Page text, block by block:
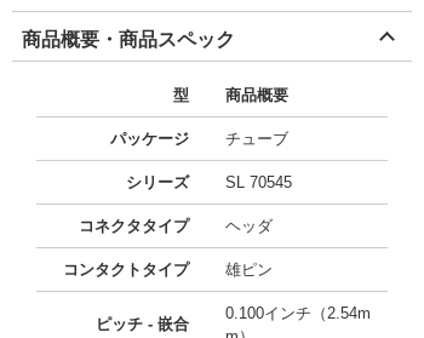
商品概要・商品スペック
型 商品概要
パッケージ チューブ
シリーズ SL 70545
コネクタタイプ ヘッダ
コンタクトタイプ 雄ピン
ピッチ - 嵌合
0.100インチ（2.54m